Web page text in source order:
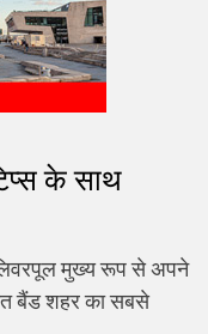
के साथ
लिवरपूल मुख्य रूप से अपने
बैंड शहर का सबसे